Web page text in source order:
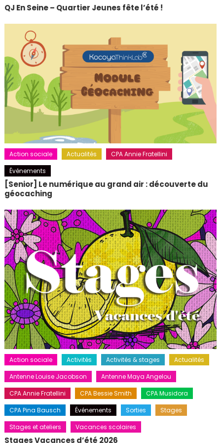
QJ En Seine – Quartier Jeunes fête l’été !
Action sociale Actualités
CPA Annie Fratellini
Événements
[Senior] Le numérique au grand air : découverte du
géocaching
Action sociale Activités Activités & stages
Actualités
Antenne Louise Jacobson
Antenne Maya Angelou
CPA Annie Fratellini
CPA Bessie Smith
CPA Musidora
CPA Pina Bausch
Événements Sorties
Stages
Stages et ateliers
Vacances scolaires
Stages Vacances d’été 2026